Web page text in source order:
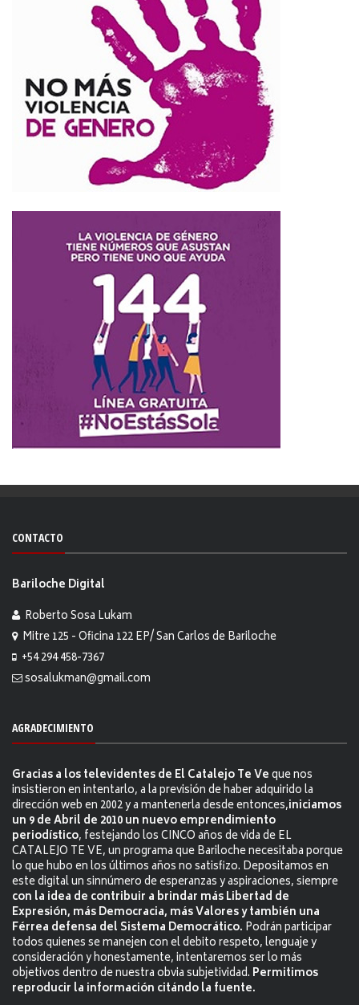
CONTACTO
Bariloche Digital
Roberto Sosa Lukam
Mitre 125 - Oficina 122 EP/ San Carlos de Bariloche
+54 294 458-7367
sosalukman@gmail.com
AGRADECIMIENTO
Gracias a los televidentes de El Catalejo Te Veque nos
insistieron en intentarlo, a la previsión de haber adquirido la
dirección web en 2002 y a mantenerla desde entonces,iniciamos
un 9 de Abril de 2010 un nuevo emprendimiento
periodístico, festejando los CINCO años de vida de EL
CATALEJO TE VE, un programa que Bariloche necesitaba porque
lo que hubo en los últimos años no satisfizo. Depositamos en
este digital un sinnúmero de esperanzas y aspiraciones, siempre
con la idea de contribuir a brindar más Libertad de
Expresión, más Democracia, más Valores y también una
Férrea defensa del Sistema Democrático. Podrán participar
todos quienes se manejen con el debito respeto, lenguaje y
consideración y honestamente, intentaremos ser lo más
objetivos dentro de nuestra obvia subjetividad. Permitimos
reproducir la información citándo la fuente.